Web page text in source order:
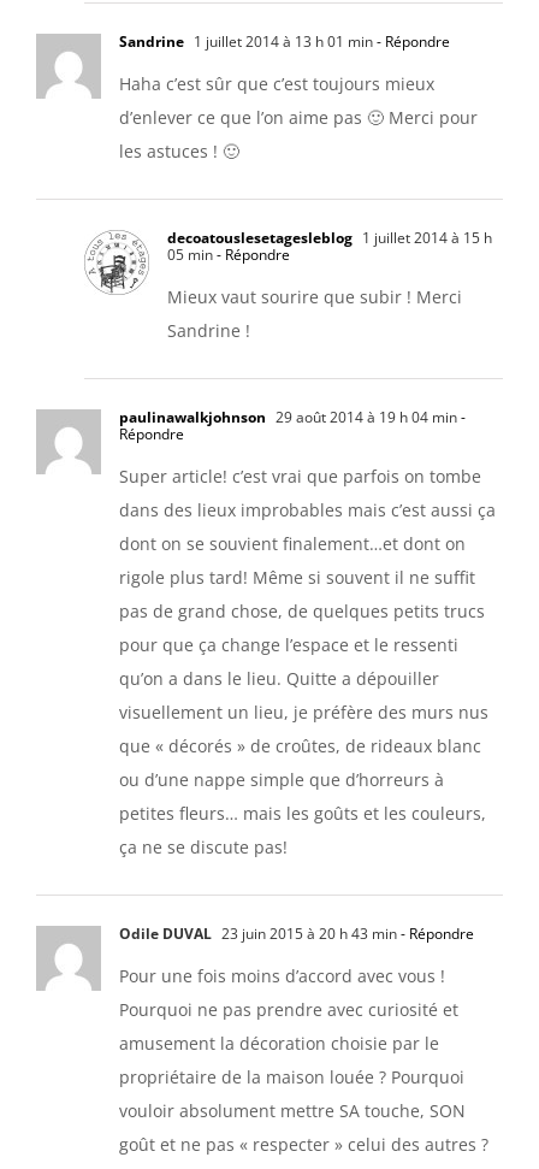
Sandrine 1 juillet 2014 à 13 h 01 min- Répondre
Haha c’est sûr que c’est toujours mieux
d’enlever ce que l’on aime pas 🙂 Merci pour
les astuces ! 🙂
decoatouslesetagesleblog 1 juillet 2014 à 15 h
05 min- Répondre
Mieux vaut sourire que subir ! Merci
Sandrine !
paulinawalkjohnson 29 août 2014 à 19 h 04 min-
Répondre
Super article! c’est vrai que parfois on tombe
dans des lieux improbables mais c’est aussi ça
dont on se souvient finalement…et dont on
rigole plus tard! Même si souvent il ne suffit
pas de grand chose, de quelques petits trucs
pour que ça change l’espace et le ressenti
qu’on a dans le lieu. Quitte a dépouiller
visuellement un lieu, je préfère des murs nus
que « décorés » de croûtes, de rideaux blanc
ou d’une nappe simple que d’horreurs à
petites fleurs… mais les goûts et les couleurs,
ça ne se discute pas!
Odile DUVAL 23 juin 2015 à 20 h 43 min- Répondre
Pour une fois moins d’accord avec vous !
Pourquoi ne pas prendre avec curiosité et
amusement la décoration choisie par le
propriétaire de la maison louée ? Pourquoi
vouloir absolument mettre SA touche, SON
goût et ne pas « respecter » celui des autres ?